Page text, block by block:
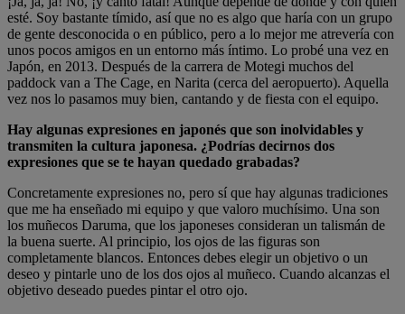
esté. Soy bastante tímido, así que no es algo que haría con un grupo
de gente desconocida o en público, pero a lo mejor me atrevería con
unos pocos amigos en un entorno más íntimo. Lo probé una vez en
Japón, en 2013. Después de la carrera de Motegi muchos del
paddock van a The Cage, en Narita (cerca del aeropuerto). Aquella
vez nos lo pasamos muy bien, cantando y de fiesta con el equipo.
Hay algunas expresiones en japonés que son inolvidables y
transmiten la cultura japonesa. ¿Podrías decirnos dos
expresiones que se te hayan quedado grabadas?
Concretamente expresiones no, pero sí que hay algunas tradiciones
que me ha enseñado mi equipo y que valoro muchísimo. Una son
los muñecos Daruma, que los japoneses consideran un talismán de
la buena suerte. Al principio, los ojos de las figuras son
completamente blancos. Entonces debes elegir un objetivo o un
deseo y pintarle uno de los dos ojos al muñeco. Cuando alcanzas el
objetivo deseado puedes pintar el otro ojo.